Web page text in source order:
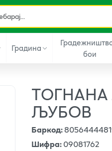
Градина
бои
ЉУБОВ
Баркод:
Шифра:09081762